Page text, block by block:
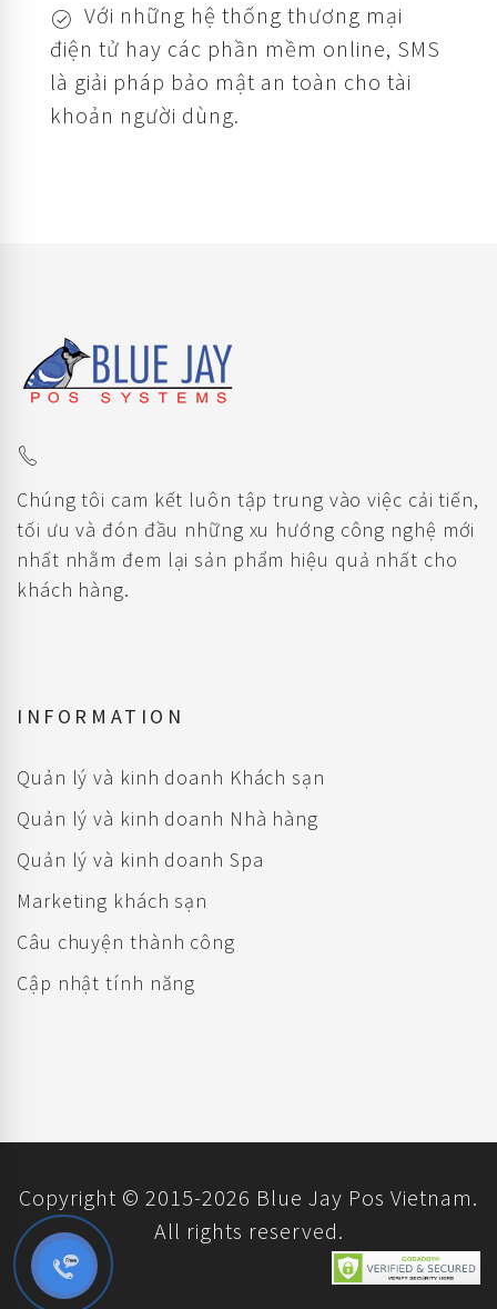
Với những hệ thống thương mại
điện tử hay các phần mềm online, SMS
là giải pháp bảo mật an toàn cho tài
khoản người dùng.
Chúng tôi cam kết luôn tập trung vào việc cải tiến,
tối ưu và đón đầu những xu hướng công nghệ mới
nhất nhằm đem lại sản phẩm hiệu quả nhất cho
khách hàng.
INFORMATION
Quản lý và kinh doanh Khách sạn
Quản lý và kinh doanh Nhà hàng
Quản lý và kinh doanh Spa
Marketing khách sạn
Câu chuyện thành công
Cập nhật tính năng
Copyright © 2015-2026 Blue Jay Pos Vietnam.
All rights reserved.